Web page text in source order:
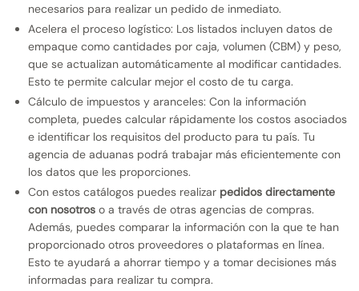
necesarios para realizar un pedido de inmediato.
Acelera el proceso logístico: Los listados incluyen datos de
empaque como cantidades por caja, volumen (CBM) y peso,
que se actualizan automáticamente al modificar cantidades.
Esto te permite calcular mejor el costo de tu carga.
Cálculo de impuestos y aranceles: Con la información
completa, puedes calcular rápidamente los costos asociados
e identificar los requisitos del producto para tu país. Tu
agencia de aduanas podrá trabajar más eficientemente con
los datos que les proporciones.
Con estos catálogos puedes realizar pedidos directamente
con nosotros o a través de otras agencias de compras.
Además, puedes comparar la información con la que te han
proporcionado otros proveedores o plataformas en línea.
Esto te ayudará a ahorrar tiempo y a tomar decisiones más
informadas para realizar tu compra.